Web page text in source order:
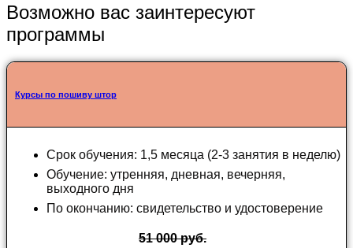
Возможно вас заинтересуют
программы
Курсы по пошиву штор
Срок обучения: 1,5 месяца (2-3 занятия в неделю)
Обучение: утренняя, дневная, вечерняя,
выходного дня
По окончанию: свидетельство и удостоверение
51 000 руб.